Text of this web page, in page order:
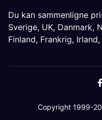
Du kan sammenligne
Sverige, UK, Danmark,
Finland, Frankrig, Irland,
Copyright 1999-